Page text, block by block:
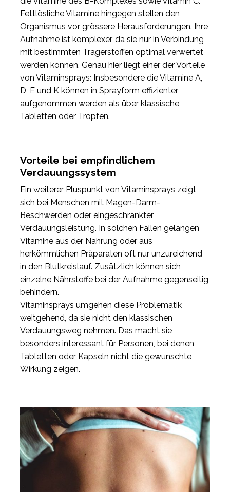
Fettlösliche Vitamine hingegen stellen den
Organismus vor grössere Herausforderungen. Ihre
Aufnahme ist komplexer, da sie nur in Verbindung
mit bestimmten Trägerstoffen optimal verwertet
werden können. Genau hier liegt einer der Vorteile
von Vitaminsprays: Insbesondere die Vitamine A,
D, E und K können in Sprayform effizienter
aufgenommen werden als über klassische
Tabletten oder Tropfen.
Vorteile bei empfindlichem
Verdauungssystem
Ein weiterer Pluspunkt von Vitaminsprays zeigt
sich bei Menschen mit Magen-Darm-
Beschwerden oder eingeschränkter
Verdauungsleistung. In solchen Fällen gelangen
Vitamine aus der Nahrung oder aus
herkömmlichen Präparaten oft nur unzureichend
in den Blutkreislauf. Zusätzlich können sich
einzelne Nährstoffe bei der Aufnahme gegenseitig
behindern.
Vitaminsprays umgehen diese Problematik
weitgehend, da sie nicht den klassischen
Verdauungsweg nehmen. Das macht sie
besonders interessant für Personen, bei denen
Tabletten oder Kapseln nicht die gewünschte
Wirkung zeigen.